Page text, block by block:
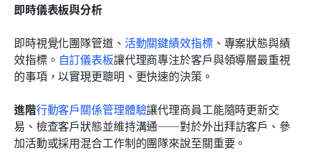
即時儀表板與分析
即時視覺化團隊管道、 活動關鍵績效指標 、專案狀態與績
效指標。 自訂儀表板讓代理商專注於客戶與領導層最重視
的事項，以實現更聰明、更快速的決策。
進階行動客戶關係管理體驗讓代理商員工能隨時更新交
易、檢查客戶狀態並維持溝通——對於外出拜訪客戶、參
加活動或採用混合工作制的團隊來說至關重要。